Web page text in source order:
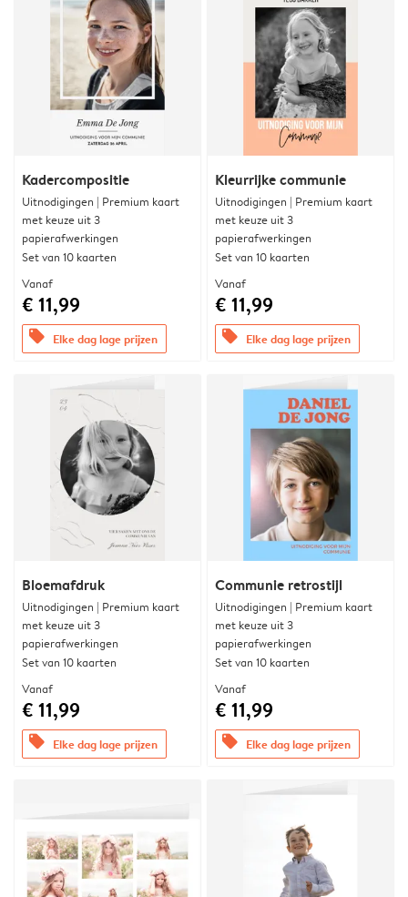
Kadercompositie
Uitnodigingen | Premium kaart
met keuze uit 3
papierafwerkingen
Set van 10 kaarten
Vanaf
€ 11,99
offers Elke dag lage prijzen
Kleurrijke communie
Uitnodigingen | Premium kaart
met keuze uit 3
papierafwerkingen
Set van 10 kaarten
Vanaf
€ 11,99
offers Elke dag lage prijzen
Bloemafdruk
Uitnodigingen | Premium kaart
met keuze uit 3
papierafwerkingen
Set van 10 kaarten
Vanaf
€ 11,99
offers Elke dag lage prijzen
Communie retrostijl
Uitnodigingen | Premium kaart
met keuze uit 3
papierafwerkingen
Set van 10 kaarten
Vanaf
€ 11,99
offers Elke dag lage prijzen